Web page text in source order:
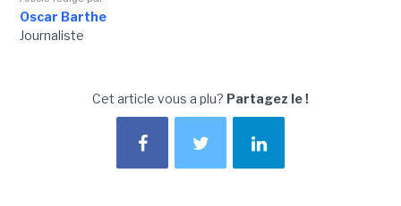
Oscar Barthe
Journaliste
Cet article vous a plu? Partagez le !